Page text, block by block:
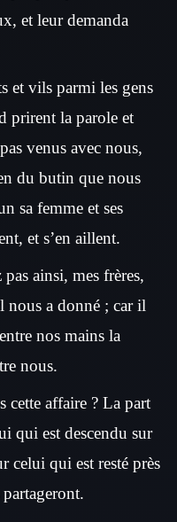
et leur demanda
et vils parmi les gens
prirent la parole et
venus avec nous,
du butin que nous
sa femme et ses
et s’en aillent.
ainsi, mes frères,
nous a donné ; car il
nos mains la
nous.
cette affaire ? La part
qui est descendu sur
celui qui est resté près